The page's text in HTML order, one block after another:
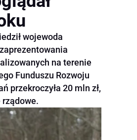
wojewoda
na terenie
Funduszu Rozwoju
przekroczyła 20 mln zł,
rządowe.